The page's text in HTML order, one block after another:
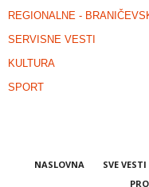
REGIONALNE -
SERVISNE VESTI
KULTURA
SPORT
NASLOVNA SVE VESTI